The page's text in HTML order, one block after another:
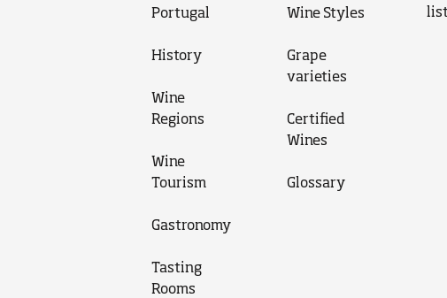
Portugal
History
Wine
Regions
Wine
Tourism
Gastronomy
Tasting
Rooms
Wine Styles
Grape
varieties
Certified
Wines
Glossary